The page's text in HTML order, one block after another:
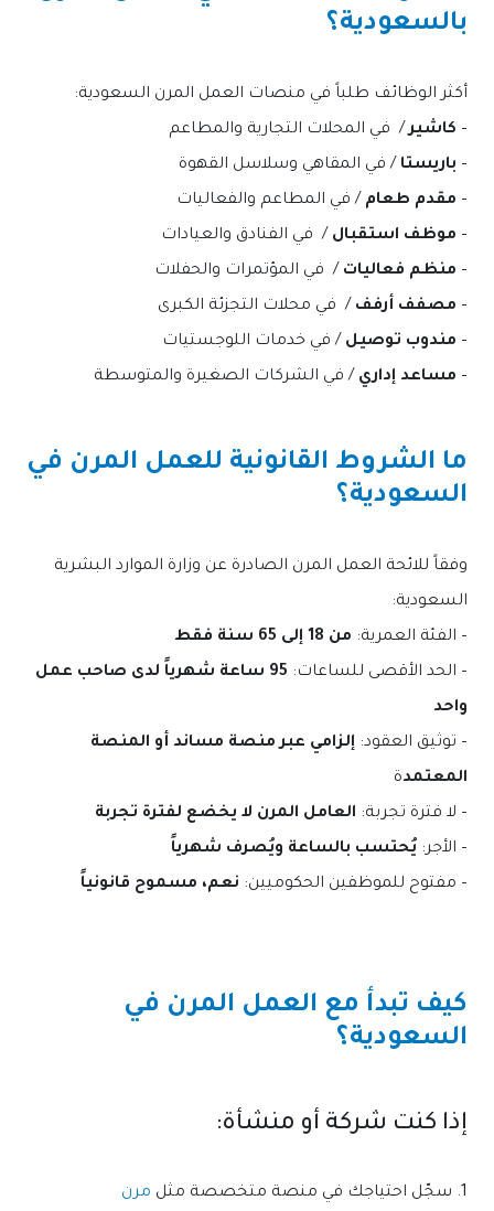
بالسعودية؟
أكثر الوظائف طلباً في منصات العمل المرن السعودية:
– كاشير/ في المحلات التجارية والمطاعم
– باريستا / في المقاهي وسلاسل القهوة
– مقدم طعام / في المطاعم والفعاليات
– موظف استقبال / في الفنادق والعيادات
– منظم فعاليات / في المؤتمرات والحفلات
– مصفف أرفف / في محلات التجزئة الكبرى
– مندوب توصيل / في خدمات اللوجستيات
– مساعد إداري / في الشركات الصغيرة والمتوسطة
ما الشروط القانونية للعمل المرن في
السعودية؟
وفقاً للائحة العمل المرن الصادرة عن وزارة الموارد البشرية
السعودية:
– الفئة العمرية: من 18 إلى 65 سنة فقط
– الحد الأقصى للساعات:
95 ساعة شهرياً لدى صاحب عمل
واحد
– توثيق العقود: إلزامي عبر منصة مساند أو المنصة
المعتمدة
– لا فترة تجربة: العامل المرن لا يخضع لفترة تجربة
– الأجر: يُحتسب بالساعة ويُصرف شهرياً
– مفتوح للموظفين الحكوميين: نعم، مسموح قانونياً
كيف تبدأ مع العمل المرن في
السعودية؟
إذا كنت شركة أو منشأة:
1. سجّل احتياجك في منصة متخصصة مثل
مرن